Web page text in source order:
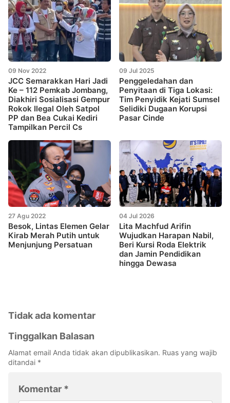
09 Nov 2022
JCC Semarakkan Hari Jadi
Ke – 112 Pemkab Jombang,
Diakhiri Sosialisasi Gempur
Rokok Ilegal Oleh Satpol
PP dan Bea Cukai Kediri
Tampilkan Percil Cs
09 Jul 2025
Penggeledahan dan
Penyitaan di Tiga Lokasi:
Tim Penyidik Kejati Sumsel
Selidiki Dugaan Korupsi
Pasar Cinde
27 Agu 2022
Besok, Lintas Elemen Gelar
Kirab Merah Putih untuk
Menjunjung Persatuan
04 Jul 2026
Lita Machfud Arifin
Wujudkan Harapan Nabil,
Beri Kursi Roda Elektrik
dan Jamin Pendidikan
hingga Dewasa
Tidak ada komentar
Tinggalkan Balasan
Alamat email Anda tidak akan dipublikasikan. Ruas yang wajib
ditandai *
Komentar *